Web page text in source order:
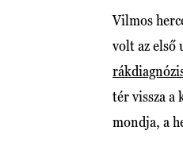
Vilmos
volt az első
tér vissza a
mondja, a